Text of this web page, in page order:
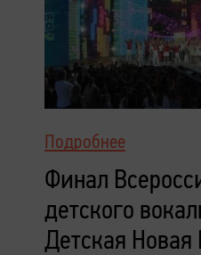
Подробнее
Финал
детского
Детская Новая